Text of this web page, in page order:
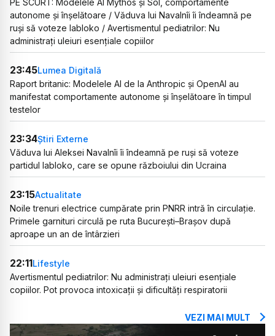
PE SCURT: Modelele AI Mythos și Sol, comportamente
autonome și înșelătoare / Văduva lui Navalnîi îi îndeamnă pe
ruși să voteze Iabloko / Avertismentul pediatrilor: Nu
administrați uleiuri esențiale copiilor
23:45Lumea Digitală
Raport britanic: Modelele AI de la Anthropic și OpenAI au
manifestat comportamente autonome și înșelătoare în timpul
testelor
23:34Știri Externe
Văduva lui Aleksei Navalnîi îi îndeamnă pe ruși să voteze
partidul Iabloko, care se opune războiului din Ucraina
23:15Actualitate
Noile trenuri electrice cumpărate prin PNRR intră în circulație.
Primele garnituri circulă pe ruta București–Brașov după
aproape un an de întârzieri
22:11Lifestyle
Avertismentul pediatrilor: Nu administrați uleiuri esențiale
copiilor. Pot provoca intoxicații și dificultăți respiratorii
VEZI MAI MULT